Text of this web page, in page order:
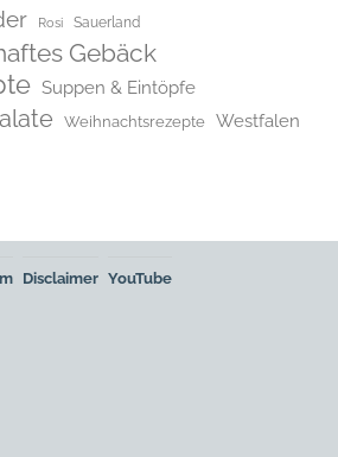
Rosi Sauerland
Gebäck
Suppen & Eintöpfe
Weihnachtsrezepte Westfalen
Disclaimer YouTube